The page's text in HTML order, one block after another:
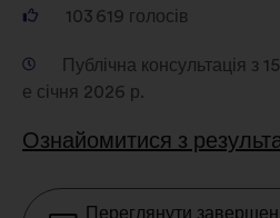
103 619 голосів
Публічна консультація з
е січня 2026 р.
Ознайомитися з
Переглянути